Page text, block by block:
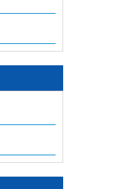
một số
Y tế về
nhà
lựa
Mua
(lần 2)
một số